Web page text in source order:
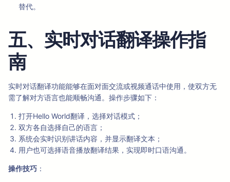
替代。
五、实时对话翻译操作指
南
实时对话翻译功能能够在面对面交流或视频通话中使用，使双方无
需了解对方语言也能顺畅沟通。操作步骤如下：
打开Hello World翻译，选择对话模式；
双方各自选择自己的语言；
系统会实时识别讲话内容，并显示翻译文本；
用户也可选择语音播放翻译结果，实现即时口语沟通。
操作技巧 ：